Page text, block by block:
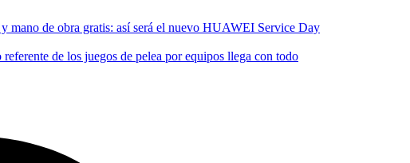
mano de obra gratis: así será el nuevo HUAWEI Service Day
de los juegos de pelea por equipos llega con todo